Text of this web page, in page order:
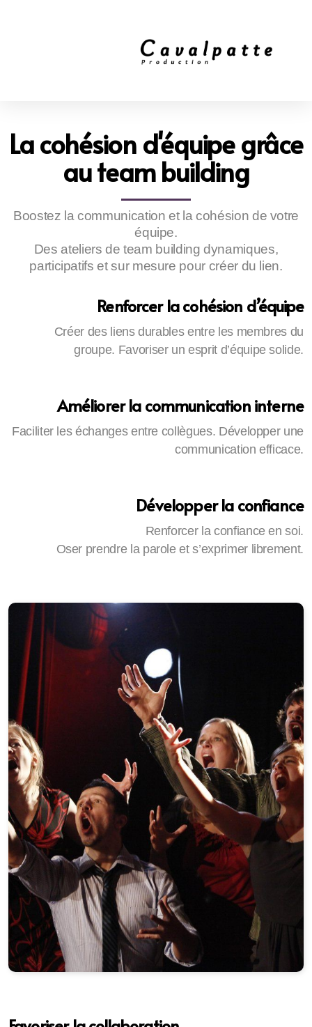
La cohésion d'équipe grâce
au team building
Boostez la communication et la cohésion de votre
équipe.
Des ateliers de team building dynamiques,
participatifs et sur mesure pour créer du lien.
Renforcer la cohésion d’équipe
Créer des liens durables entre les membres du
groupe. Favoriser un esprit d’équipe solide.
Améliorer la communication interne
Faciliter les échanges entre collègues. Développer une
communication efficace.
Développer la confiance
Renforcer la confiance en soi.
Oser prendre la parole et s’exprimer librement.